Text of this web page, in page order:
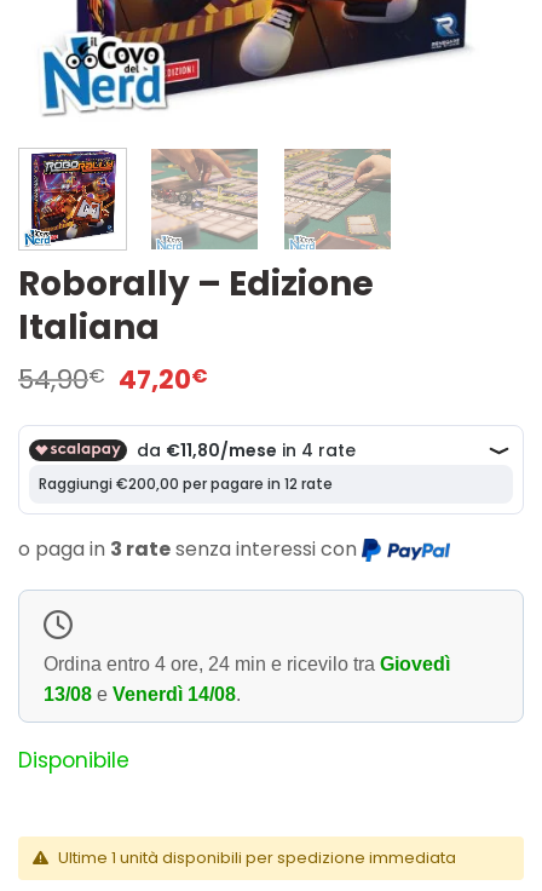
Roborally – Edizione
Italiana
54,90€ Il
prezzo
originale
era:
54,90€.
47,20€
attuale
è:
47,20€.
o paga in 3 ratesenza interessi con
Ordina entro 4 ore, 24 min e ricevilo tra Giovedì
13/08 e Venerdì 14/08.
Disponibile
Ultime 1 unità disponibili per spedizione immediata